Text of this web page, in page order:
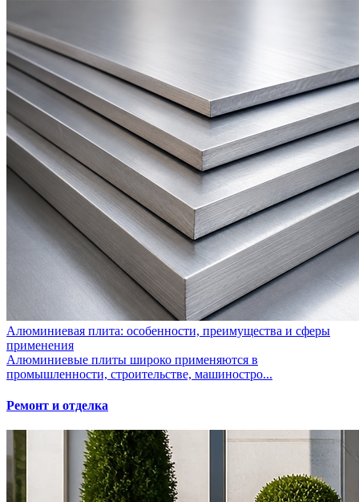
Алюминиевая плита: особенности, преимущества и сферы
применения
Алюминиевые плиты широко применяются в
промышленности, строительстве, машиностро...
Ремонт и отделка